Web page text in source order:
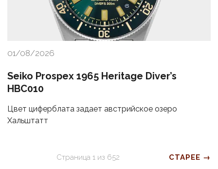
01/08/2026
Seiko Prospex 1965 Heritage Diver’s
HBC010
Цвет циферблата задает австрийское озеро
Хальштатт
Страница 1 из 652 СТАРЕЕ →